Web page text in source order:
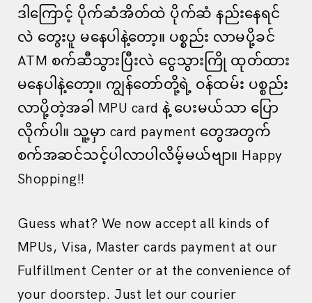
ဒါကြောင့် ပိုက်ဆံအိတ်ထဲ ပိုက်ဆံ နည်းနေရင်
လဲ တွေးပူ မနေပါနဲ့တော့။ ပစ္စည်း လာမပို့ခင်
ATM စက်ဆီသွားပြီးလဲ ငွေသွားကြို ထုတ်ထား
မနေပါနဲ့တော့။ ကျွန်တော်တို့ရဲ့ ဝန်ထမ်း ပစ္စည်း
လာပို့တဲ့အခါ MPU card နဲ့ ပေးမယ်သာ ပြော
လိုက်ပါ။ သူ့မှာ card payment တွေအတွက်
စက်အဆင်သင့်ပါလာပါလိမ့်မယ်ဗျာ။ Happy
Shopping!!
Guess what? We now accept all kinds of
MPUs, Visa, Master cards payment at our
Fulfillment Center or at the convenience of
your doorstep. Just let our courier